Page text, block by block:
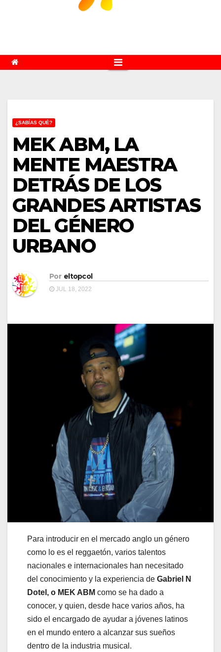
¿SABÍAS QUÉ?
MEK ABM, LA
MENTE MAESTRA
DETRÁS DE LOS
GRANDES ARTISTAS
DEL GÉNERO
URBANO
Por eltopcol
JUL 18, 2022
Para introducir en el mercado anglo un género
como lo es el reggaetón, varios talentos
nacionales e internacionales han necesitado
del conocimiento y la experiencia de Gabriel N
Dotel, o MEK ABM como se ha dado a
conocer, y quien, desde hace varios años, ha
sido el encargado de ayudar a jóvenes latinos
en el mundo entero a alcanzar sus sueños
dentro de la industria musical.